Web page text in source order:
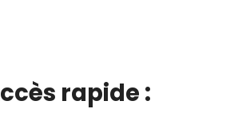
rapide :